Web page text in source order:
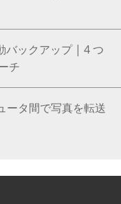
バックアップ | 4 つ
チ
ータ間で写真を転送